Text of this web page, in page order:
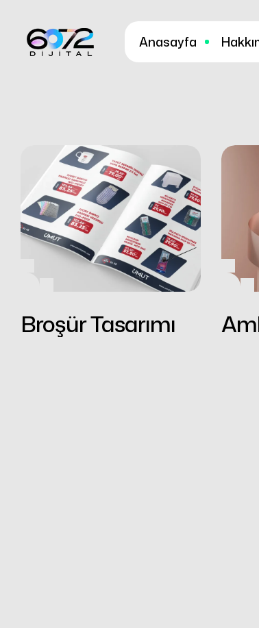
Anasayfa
Broşür Tasarımı